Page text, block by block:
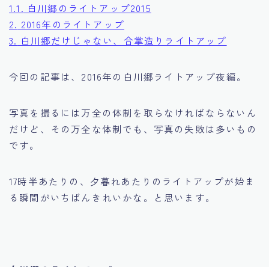
1.1. 白川郷のライトアップ2015
2. 2016年のライトアップ
3. 白川郷だけじゃない、合掌造りライトアップ
今回の記事は、2016年の白川郷ライトアップ夜編。
写真を撮るには万全の体制を取らなければならないん
だけど、その万全な体制でも、写真の失敗は多いもの
です。
17時半あたりの、夕暮れあたりのライトアップが始ま
る瞬間がいちばんきれいかな。と思います。